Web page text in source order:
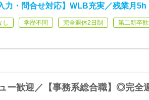
力・問合せ対応】WLB充実／残業月5h
し 学歴不問 完全週休2日制 第二新卒
ー歓迎／【事務系総合職】◎完全